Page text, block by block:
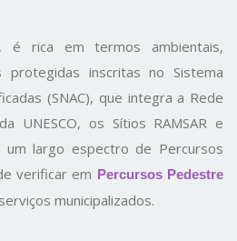
é rica em termos ambientais,
protegidas inscritas no Sistema
(SNAC), que integra a Rede
UNESCO, os Sítios RAMSAR e
um largo espectro de Percursos
verificar em Percursos Pedestre
municipalizados.